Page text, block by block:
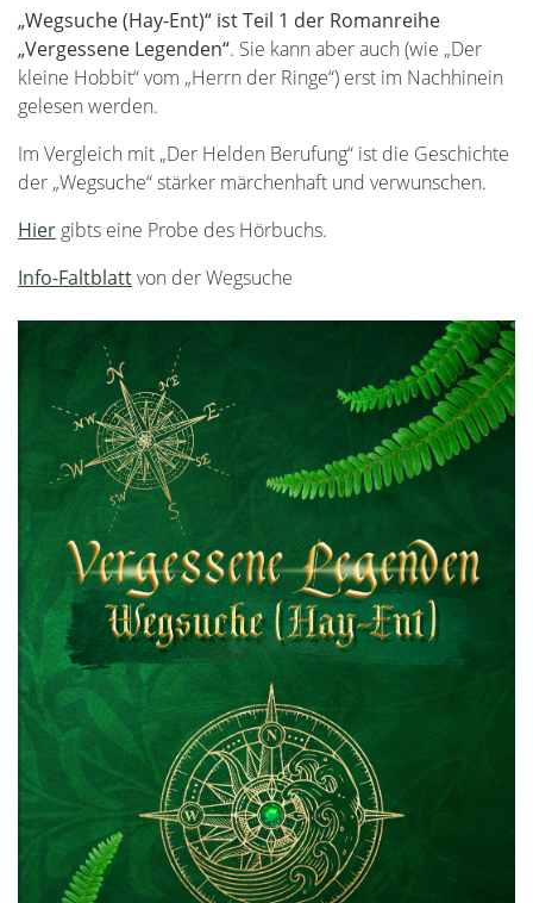
„Wegsuche (Hay-Ent)“ ist Teil 1 der Romanreihe
„Vergessene Legenden“. Sie kann aber auch (wie „Der
kleine Hobbit“ vom „Herrn der Ringe“) erst im Nachhinein
gelesen werden.
Im Vergleich mit „Der Helden Berufung“ ist die Geschichte
der „Wegsuche“ stärker märchenhaft und verwunschen.
Hier gibts eine Probe des Hörbuchs.
Info-Faltblattvon der Wegsuche